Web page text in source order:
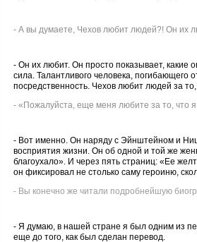
- А вы думаете, Чехов любит людей?! Он их
- Он их любит. Он просто показывает, какие
сила. Талантливого человека, погибающего
посредственность. Чехов любит людей за то,
- «Пожалуйста, еще меня любите за то, что я
- Вот именно. Он наряду с Эйнштейном и
восприятия жизни. Он об одной и той же
благоухало». И через пять страниц: «Ее
он фиксировал не столько саму героиню,
- Вы конечно же читали подробнейшую
- Я думаю, в нашей стране я был одним из
еще до того, как был сделан перевод.